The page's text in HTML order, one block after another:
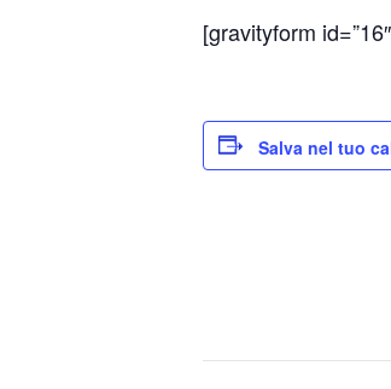
[gravityform
Salva nel tuo